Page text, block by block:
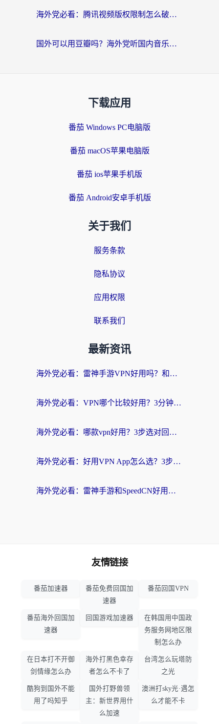
海外党必看：腾讯视频版权限制怎么破？3步让你轻松追剧
国外可以用豆瓣吗？海外党听国内音乐听书的实用指南
下载应用
番茄 Windows PC电脑版
番茄 macOS苹果电脑版
番茄 ios苹果手机版
番茄 Android安卓手机版
关于我们
服务条款
隐私协议
应用权限
联系我们
最新资讯
海外党必看：雷神手游VPN好用吗？和天速回国VPN对比哪个回国效果更好？附实用加速器选择指南
海外党必看：VPN哪个比较好用？3分钟找到适合你的回国加速方案
海外党必看：哪款vpn好用？3步选对回国加速器，无缝刷剧玩游戏
海外党必看：好用VPN App怎么选？3步教你无缝访问国内资源
海外党必看：雷神手游和SpeedCN好用吗？3招选对回国加速器无缝刷国内资源
友情链接
番茄加速器
番茄免费回国加
速器
番茄回国VPN
番茄海外回国加
速器
回国游戏加速器
在韩国用中国政
务服务网地区限
制怎么办
在日本打不开御
剑情缘怎么办
海外打黑色幸存
者怎么不卡了
台湾怎么玩塔防
之光
酷狗到国外不能
用了吗知乎
国外打野兽领
主：新世界用什
么加速
澳洲打sky光·遇怎
么才能不卡